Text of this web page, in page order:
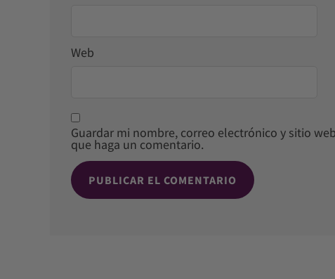
Web
Guardar mi nombre, correo electrónico y sitio
que haga un comentario.